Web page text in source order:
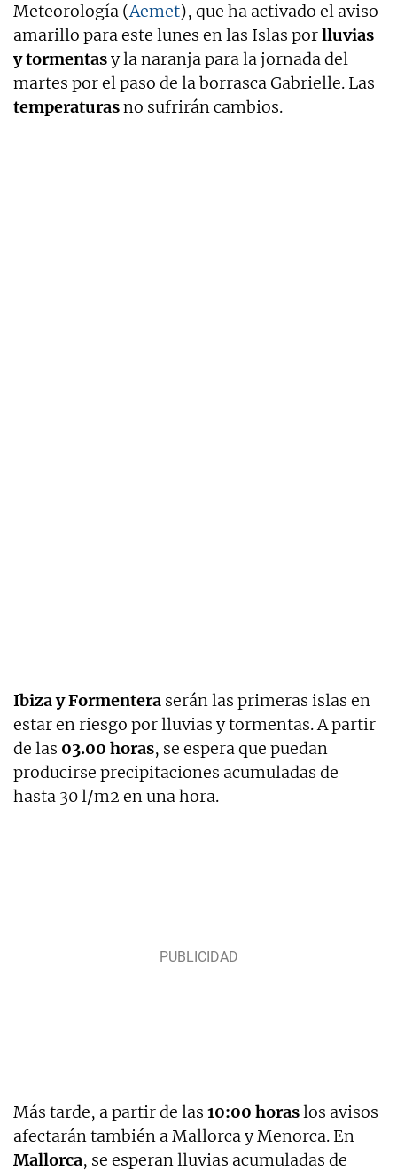
Meteorología (Aemet), que ha activado el aviso
amarillo para este lunes en las Islas porlluvias
y tormentasy la naranja para la jornada del
martes por el paso de la borrasca Gabrielle. Las
temperaturasno sufrirán cambios.
Ibiza y Formentera serán las primeras islas en
estar en riesgo por lluvias y tormentas. A partir
de las 03.00 horas, se espera que puedan
producirse precipitaciones acumuladas de
hasta 30 l/m2 en una hora.
Más tarde, a partir de las 10:00 horaslos avisos
afectarán también a Mallorca y Menorca. En
Mallorca, se esperan lluvias acumuladas de